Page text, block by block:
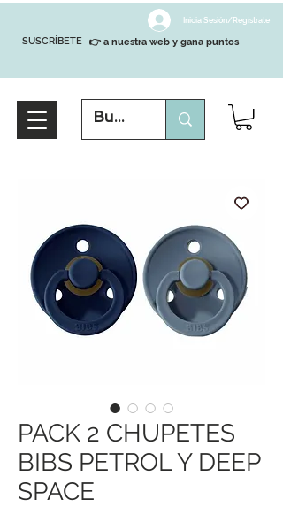
SUSCRÍBETE
Inicia Sesión/Regístrate
👉 a nuestra web y gana puntos
PACK 2 CHUPETES
BIBS PETROL Y DEEP
SPACE